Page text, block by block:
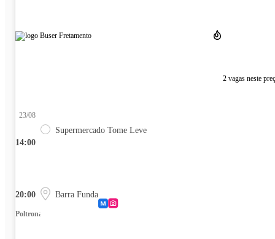
2 vagas neste
14:00
23/08
Supermercado Tome Leve
20:00 Barra Funda
Poltrona